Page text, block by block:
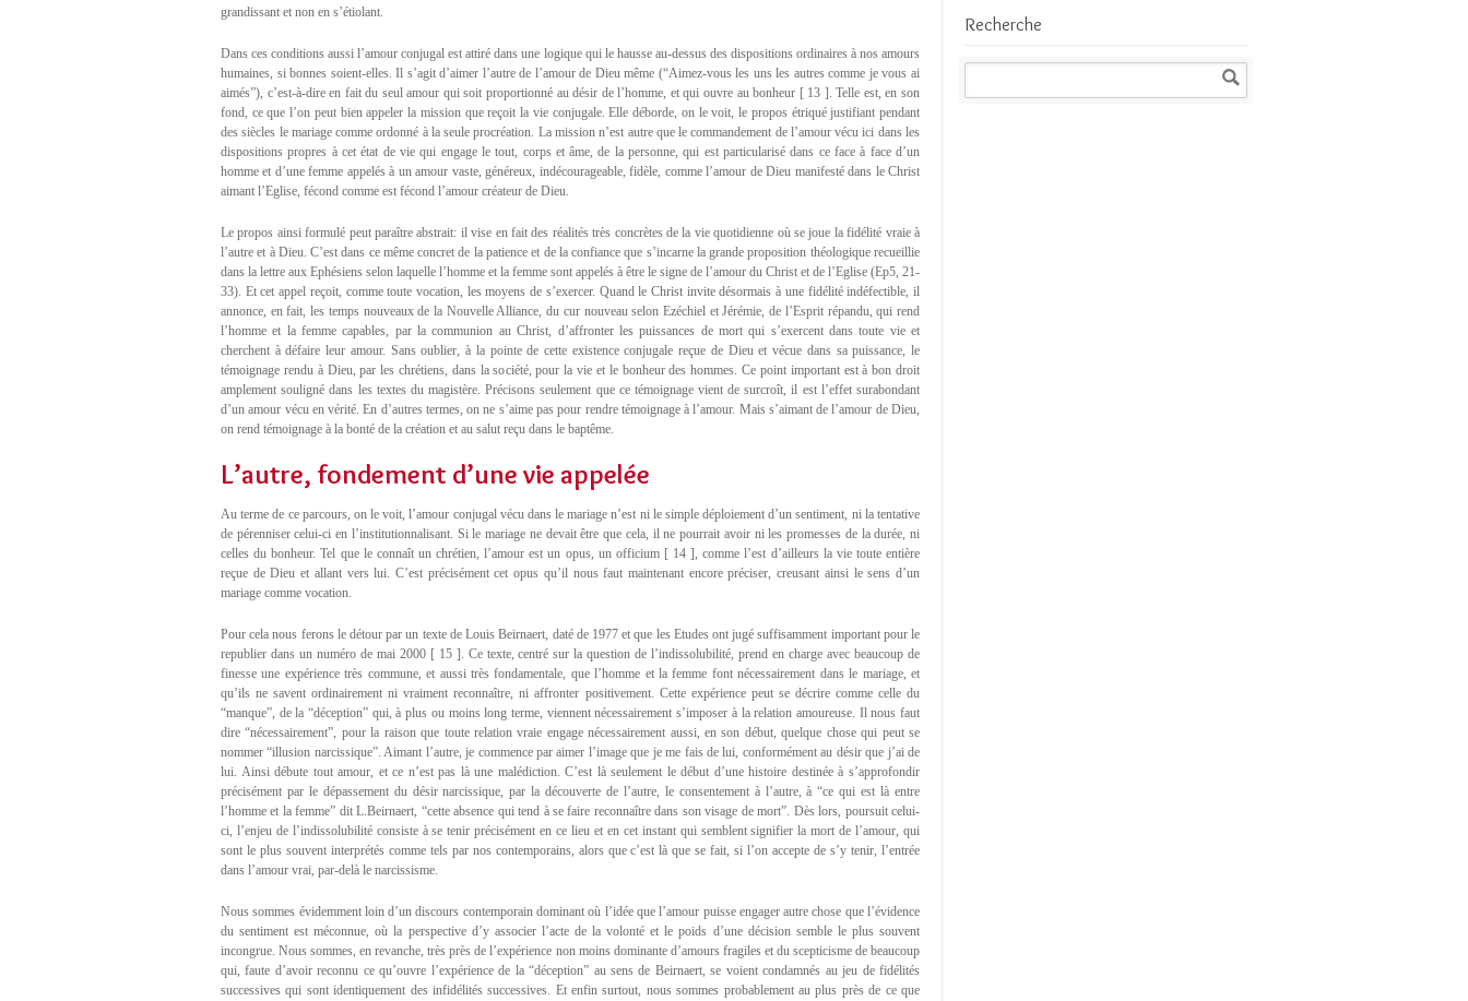
grandissant et non en s’étiolant.
Dans ces conditions aussi l’amour conjugal est attiré dans une logique qui le hausse au-dessus des dispositions ordinaires à nos amours
humaines, si bonnes soient-elles. Il s’agit d’aimer l’autre de l’amour de Dieu même (“Aimez-vous les uns les autres comme je vous ai
aimés”), c’est-à-dire en fait du seul amour qui soit proportionné au désir de l’homme, et qui ouvre au bonheur [ 13 ]. Telle est, en son
fond, ce que l’on peut bien appeler la mission que reçoit la vie conjugale. Elle déborde, on le voit, le propos étriqué justifiant pendant
des siècles le mariage comme ordonné à la seule procréation. La mission n’est autre que le commandement de l’amour vécu ici dans les
dispositions propres à cet état de vie qui engage le tout, corps et âme, de la personne, qui est particularisé dans ce face à face d’un
homme et d’une femme appelés à un amour vaste, généreux, indécourageable, fidèle, comme l’amour de Dieu manifesté dans le Christ
aimant l’Eglise, fécond comme est fécond l’amour créateur de Dieu.
Le propos ainsi formulé peut paraître abstrait: il vise en fait des réalités très concrètes de la vie quotidienne où se joue la fidélité vraie à
l’autre et à Dieu. C’est dans ce même concret de la patience et de la confiance que s’incarne la grande proposition théologique recueillie
dans la lettre aux Ephésiens selon laquelle l’homme et la femme sont appelés à être le signe de l’amour du Christ et de l’Eglise (Ep5, 21-
33). Et cet appel reçoit, comme toute vocation, les moyens de s’exercer. Quand le Christ invite désormais à une fidélité indéfectible, il
annonce, en fait, les temps nouveaux de la Nouvelle Alliance, du cur nouveau selon Ezéchiel et Jérémie, de l’Esprit répandu, qui rend
l’homme et la femme capables, par la communion au Christ, d’affronter les puissances de mort qui s’exercent dans toute vie et
cherchent à défaire leur amour. Sans oublier, à la pointe de cette existence conjugale reçue de Dieu et vécue dans sa puissance, le
témoignage rendu à Dieu, par les chrétiens, dans la société, pour la vie et le bonheur des hommes. Ce point important est à bon droit
amplement souligné dans les textes du magistère. Précisons seulement que ce témoignage vient de surcroît, il est l’effet surabondant
d’un amour vécu en vérité. En d’autres termes, on ne s’aime pas pour rendre témoignage à l’amour. Mais s’aimant de l’amour de Dieu,
on rend témoignage à la bonté de la création et au salut reçu dans le baptême.
L’autre, fondement d’une vie appelée
Au terme de ce parcours, on le voit, l’amour conjugal vécu dans le mariage n’est ni le simple déploiement d’un sentiment, ni la tentative
de pérenniser celui-ci en l’institutionnalisant. Si le mariage ne devait être que cela, il ne pourrait avoir ni les promesses de la durée, ni
celles du bonheur. Tel que le connaît un chrétien, l’amour est un opus, un officium [ 14 ], comme l’est d’ailleurs la vie toute entière
reçue de Dieu et allant vers lui. C’est précisément cet opus qu’il nous faut maintenant encore préciser, creusant ainsi le sens d’un
mariage comme vocation.
Pour cela nous ferons le détour par un texte de Louis Beirnaert, daté de 1977 et que les Etudes ont jugé suffisamment important pour le
republier dans un numéro de mai 2000 [ 15 ]. Ce texte, centré sur la question de l’indissolubilité, prend en charge avec beaucoup de
finesse une expérience très commune, et aussi très fondamentale, que l’homme et la femme font nécessairement dans le mariage, et
qu’ils ne savent ordinairement ni vraiment reconnaître, ni affronter positivement. Cette expérience peut se décrire comme celle du
“manque”, de la “déception” qui, à plus ou moins long terme, viennent nécessairement s’imposer à la relation amoureuse. Il nous faut
dire “nécessairement”, pour la raison que toute relation vraie engage nécessairement aussi, en son début, quelque chose qui peut se
nommer “illusion narcissique”. Aimant l’autre, je commence par aimer l’image que je me fais de lui, conformément au désir que j’ai de
lui. Ainsi débute tout amour, et ce n’est pas là une malédiction. C’est là seulement le début d’une histoire destinée à s’approfondir
précisément par le dépassement du désir narcissique, par la découverte de l’autre, le consentement à l’autre, à “ce qui est là entre
l’homme et la femme” dit L.Beirnaert, “cette absence qui tend à se faire reconnaître dans son visage de mort”. Dès lors, poursuit celui-
ci, l’enjeu de l’indissolubilité consiste à se tenir précisément en ce lieu et en cet instant qui semblent signifier la mort de l’amour, qui
sont le plus souvent interprétés comme tels par nos contemporains, alors que c’est là que se fait, si l’on accepte de s’y tenir, l’entrée
dans l’amour vrai, par-delà le narcissisme.
Nous sommes évidemment loin d’un discours contemporain dominant où l’idée que l’amour puisse engager autre chose que l’évidence
du sentiment est méconnue, où la perspective d’y associer l’acte de la volonté et le poids d’une décision semble le plus souvent
incongrue. Nous sommes, en revanche, très près de l’expérience non moins dominante d’amours fragiles et du scepticisme de beaucoup
qui, faute d’avoir reconnu ce qu’ouvre l’expérience de la “déception” au sens de Beirnaert, se voient condamnés au jeu de fidélités
successives qui sont identiquement des infidélités successives. Et enfin surtout, nous sommes probablement au plus près de ce que
Recherche